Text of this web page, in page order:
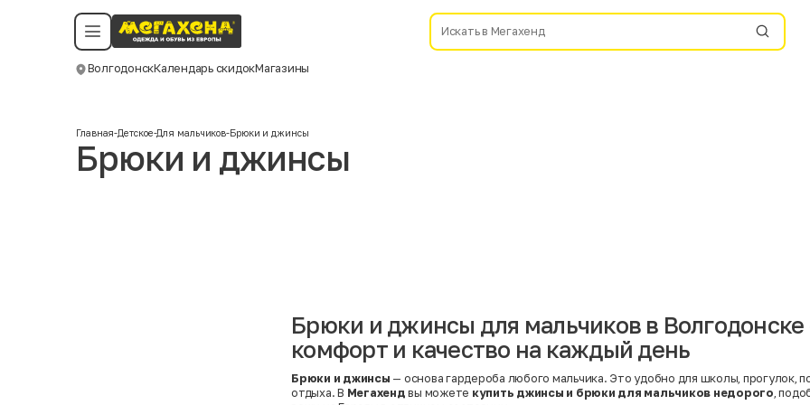
ВолгодонскКалендарь скидокМагазины
Политика конфиденциальности
©️ Мегахенд 2026. Все права защищены.
Смотреть все даты
Главная-Детское-Для мальчиков-Брюки и джинсы
Брюки и джинсы
Брюки и джинсы для мальчиков в
комфорт и качество на каждый день
Брюки и джинсы — основа гардероба любого мальчика. Это удобно для школы, прогулок,
отдыха. В Мегахенд вы можете купить джинсы и брюки для мальчиков недорого ,
Москва